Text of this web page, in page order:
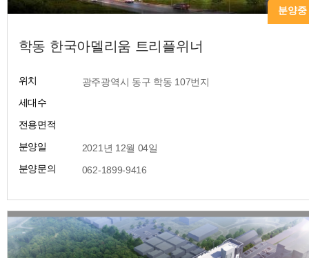
분양중
학동 한국아델리움 트리플위너
위치
​ 광주광역시 동구 학동 107번지
세대수
전용면적
분양일
​ 2021년 12월 04일
분양문의
​ 062-1899-9416